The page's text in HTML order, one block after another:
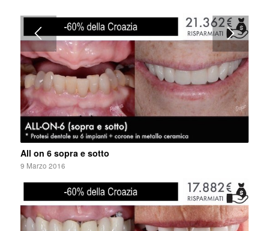
All on 6 sopra e sotto
9 Marzo 2016